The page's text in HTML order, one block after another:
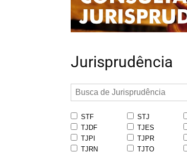
Jurisprudência
STF STJ
TJDF
TJES
TJPI
TJPR
TJRN
TJTO